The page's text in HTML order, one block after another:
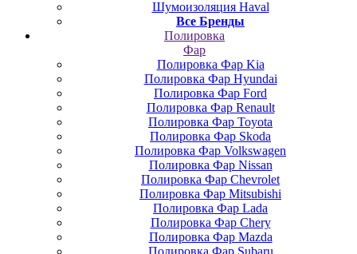
Шумоизоляция Haval
Все Бренды
Полировка
Фар
Полировка Фар Kia
Полировка Фар Hyundai
Полировка Фар Ford
Полировка Фар Renault
Полировка Фар Toyota
Полировка Фар Skoda
Полировка Фар Volkswagen
Полировка Фар Nissan
Полировка Фар Chevrolet
Полировка Фар Mitsubishi
Полировка Фар Lada
Полировка Фар Chery
Полировка Фар Mazda
Полировка Фар Subaru